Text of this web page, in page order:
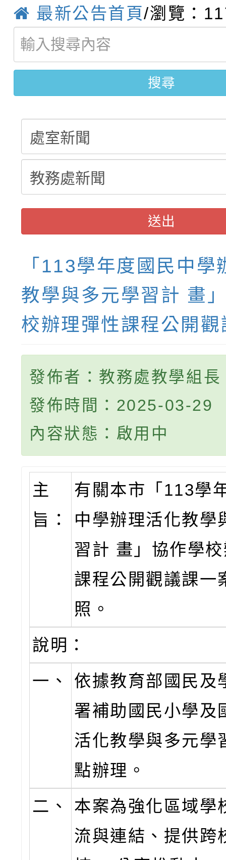
報，惠請貴機關(學校)
宣導。
學年度第1學期第7次代
結果(第10招)
【甄選結果(第2招)】
學年度第1學期第9次代
轉知：本市公務人員協
9月16日本府B2大禮堂
函轉運動部全民運動
計畫」1 份，請踴躍報
權責核予出席人員公(
最新公告首頁/瀏覽：
搜尋
送出
「113學年度國民中學
教學與多元學習計 畫
校辦理彈性課程公開觀
發佈者：教務處教學組長
發佈時間：2025-03-29
內容狀態：啟用中
主
旨：
有關本市「113學
中學辦理活化教學
習計 畫」協作學
課程公開觀議課一
照。
說明：
一、
依據教育部國民及
署補助國民小學及
活化教學與多元學
點辦理。
二、
本案為強化區域學
流與連結、提供跨